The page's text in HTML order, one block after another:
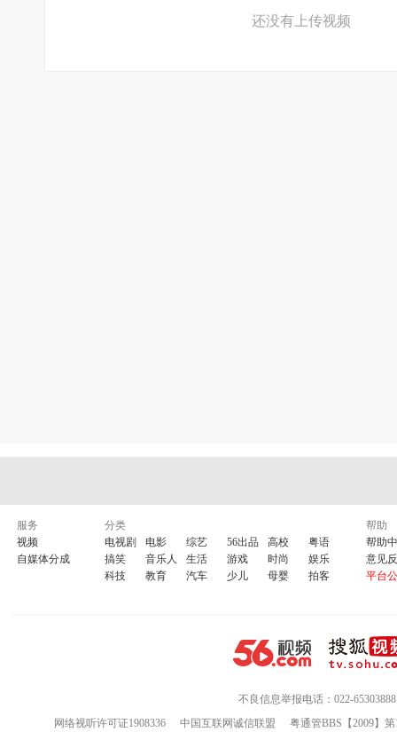
7. 高达00
8. 地狱少女
还没有上传视频
服务
视频
自媒体分成
分类
电视剧
电影 综艺 56出品 高校
粤语
搞笑
音乐人 生活 游戏 时尚
娱乐
科技
教育 汽车 少儿 母婴 拍客
帮助
帮助
意见
平台
不良信息举报电话：022-65303888
网络视听许可证1908336
中国互联网诚信联盟 粤通管BBS【2009】